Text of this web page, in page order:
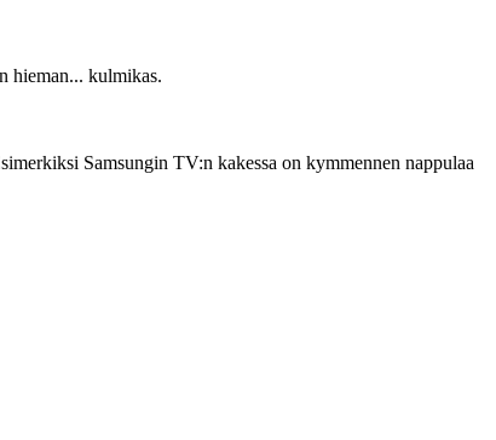
hieman... kulmikas.
Samsungin TV:n kakessa on kymmennen nappulaa